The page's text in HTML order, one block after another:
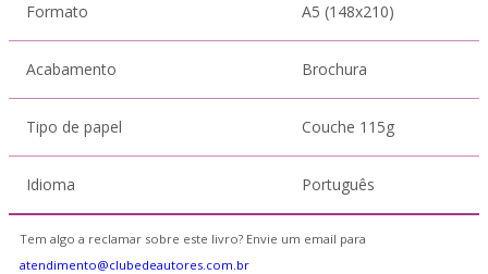
Formato A5 (148x210)
Acabamento Brochura
Tipo de papel Couche 115g
Idioma Português
Tem algo a reclamar sobre este livro? Envie um email para
atendimento@clubedeautores.com.br